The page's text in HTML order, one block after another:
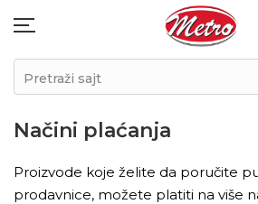
Pretraži sajt
Načini plaćanja
Proizvode koje želite da poručite
prodavnice, možete platiti na više